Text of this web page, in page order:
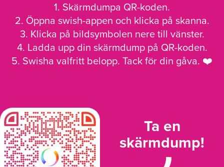
1. Skärmdumpa QR-koden.
2. Öppna swish-appen och klicka på skanna.
3. Klicka på bildsymbolen nere till vänster.
4. Ladda upp din skärmdump på QR-koden.
5. Swisha valfritt belopp. Tack för din gåva. ❤️
Ta en
skärmdump!